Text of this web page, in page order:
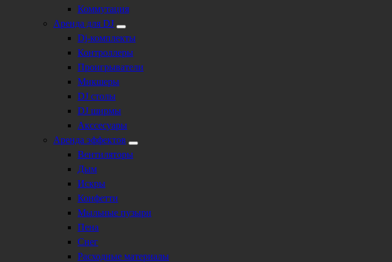
Коммутация
Аренда для DJ
Dj-комплекты
Контроллеры
Проигрыватели
Микшеры
DJ столы
DJ ширмы
Акссесуары
Аренда эффектов
Вентиляторы
Дым
Искры
Конфетти
Мыльные пузыри
Пена
Снег
Расходные материалы